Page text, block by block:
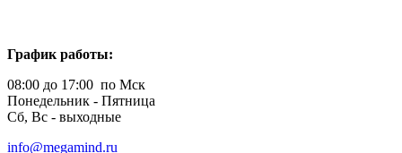
График работы:
08:00 до 17:00 по Мск
Понедельник - Пятница
Сб, Вс - выходные
info@megamind.ru